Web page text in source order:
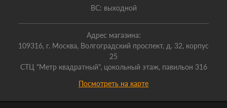
ВС: выходной
Адрес магазина:
109316, г. Москва, Волгоградский проспект, д. 32, корпус
25
СТЦ "Метр квадратный", цокольный этаж, павильон 316
Посмотреть на карте